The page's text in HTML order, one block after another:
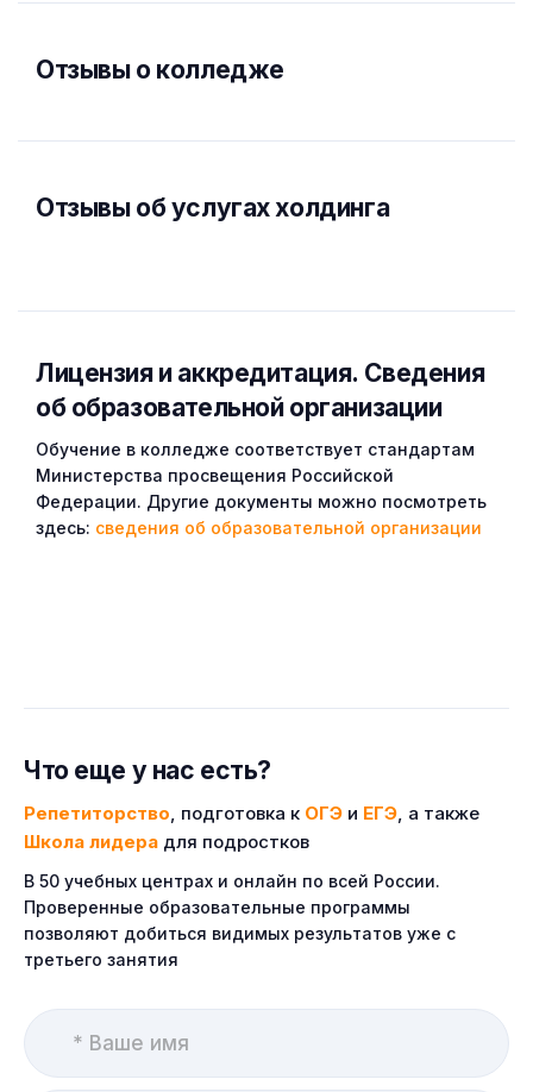
Отзывы о колледже
Отзывы об услугах холдинга
Лицензия и аккредитация. Cведения
об образовательной организации
Обучение в колледже соответствует стандартам
Министерства просвещения Российской
Федерации. Другие документы можно посмотреть
здесь: сведения об образовательной организации
Что еще у нас есть?
Репетиторство, подготовка к ОГЭ и ЕГЭ, а также
Школа лидера для подростков
В 50 учебных центрах и онлайн по всей России.
Проверенные образовательные программы
позволяют добиться видимых результатов уже с
третьего занятия